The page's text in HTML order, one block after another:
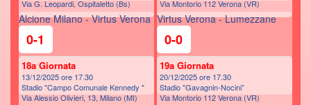
Via G. Leopardi, Ospitaletto (Bs) Via Montorio 112 Verona (VR)
Alcione Milano - Virtus Verona
0-1
18a Giornata
13/12/2025 ore 17.30
Stadio "Campo Comunale Kennedy "
Via Alessio Olivieri, 13, Milano (MI)
Virtus Verona - Lumezzane
0-0
19a Giornata
20/12/2025 ore 17.30
Stadio "Gavagnin-Nocini”
Via Montorio 112 Verona (VR)